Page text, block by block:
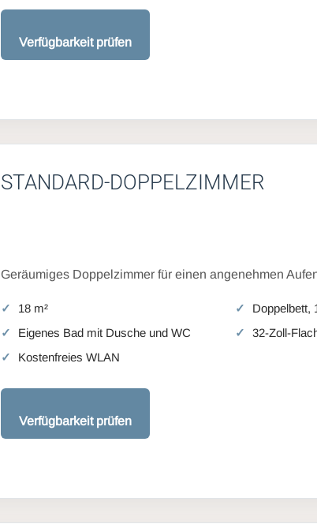
Verfügbarkeit prüfen
STANDARD-DOPPELZIMMER
Geräumiges Doppelzimmer für einen angenehmen
18 m²
Doppelbett,
Eigenes Bad mit Dusche und WC
32-Zoll-
Kostenfreies WLAN
Verfügbarkeit prüfen